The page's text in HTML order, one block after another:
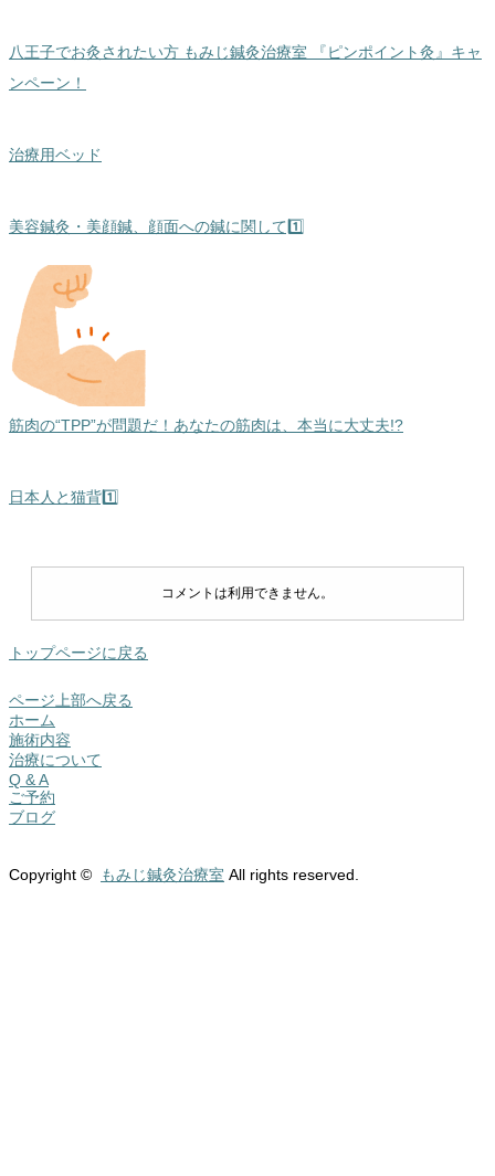
八王子でお灸されたい方 もみじ鍼灸治療室 『ピンポイント灸』キャ
ンペーン！
治療用ベッド
美容鍼灸・美顔鍼、顔面への鍼に関して1️⃣
筋肉の“TPP”が問題だ！あなたの筋肉は、本当に大丈夫!?
日本人と猫背1️⃣
コメントは利用できません。
トップページに戻る
ページ上部へ戻る
ホーム
施術内容
治療について
Q & A
ご予約
ブログ
Copyright © もみじ鍼灸治療室 All rights reserved.